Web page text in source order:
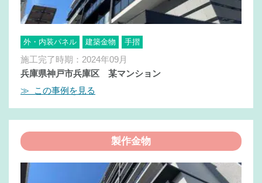
外・内装パネル 建築金物 手摺
施工完了時期：2024年09月
兵庫県神戸市兵庫区 某マンション
≫ この事例を見る
製作金物